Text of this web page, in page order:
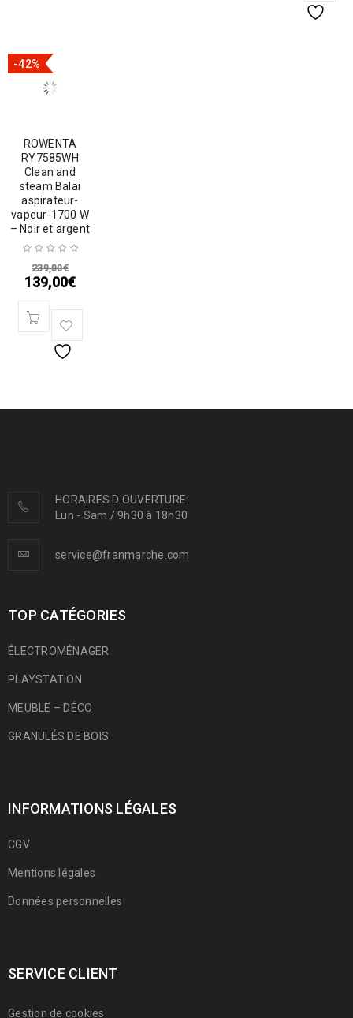
-42%
ROWENTA
RY7585WH
Clean and
steam Balai
aspirateur-
vapeur-1700 W
– Noir et argent
239,00€
139,00€
HORAIRES D'OUVERTURE:
Lun - Sam / 9h30 à 18h30
service@franmarche.com
TOP CATÉGORIES
ÉLECTROMÉNAGER
PLAYSTATION
MEUBLE – DÉCO
GRANULÉS DE BOIS
INFORMATIONS LÉGALES
CGV
Mentions légales
Données personnelles
SERVICE CLIENT
Gestion de cookies